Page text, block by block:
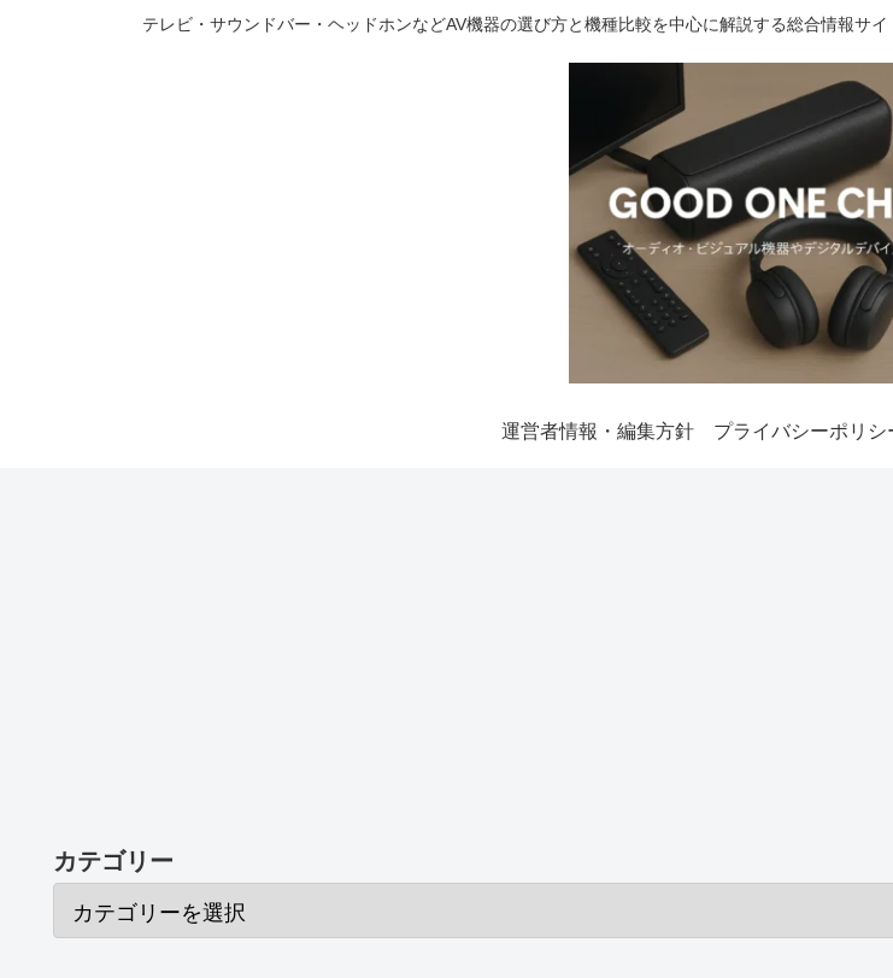
テレビ・サウンドバー・ヘッドホンなどAV機器の選び方と機種比較を中心に解説する総合情報サ
運営者情報・編集方針 プライバシーポリシ
カテゴリー